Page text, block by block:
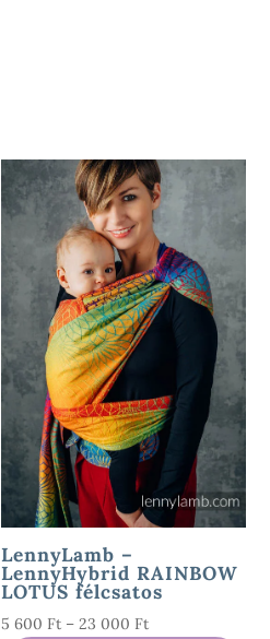
LennyLamb –
LennyHybrid RAINBOW
LOTUS félcsatos
5 600 Ft – 23 000 FtÁrtartomány: